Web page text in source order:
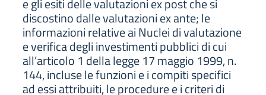
e gli esiti delle valutazioni ex post che si
discostino dalle valutazioni ex ante; le
informazioni relative ai Nuclei di valutazione
e verifica degli investimenti pubblici di cui
all’articolo 1 della legge 17 maggio 1999, n.
144, incluse le funzioni e i compiti specifici
ad essi attribuiti, le procedure e i criteri di